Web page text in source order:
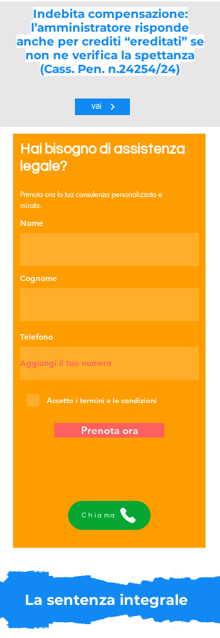
Indebita compensazione:
l’amministratore risponde
anche per crediti “ereditati” se
non ne verifica la spettanza
(Cass. Pen. n.24254/24)
vai
Hai bisogno di assistenza
legale?
Prenota ora la tua consulenza personalizzata e
mirata.
Nome
Cognome
Telefono
Accetto i termini e le condizioni
Prenota ora
Chiama
La sentenza integrale